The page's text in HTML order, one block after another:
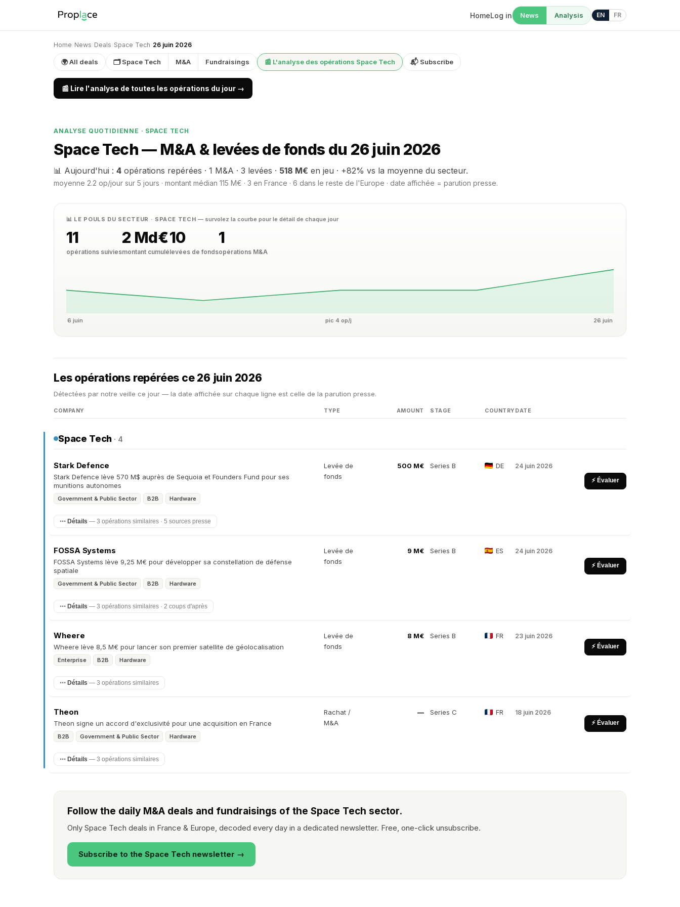
HomeLog in News Analysis EN FR
Home› News› Deals› Space Tech› 26 juin 2026
🌍 All deals 🗂 Space Tech M&A Fundraisings 📰 L'analyse des opérations Space Tech 📬 Subscribe
📰 Lire l'analyse de toutes les opérations du jour →
ANALYSE QUOTIDIENNE · SPACE TECH
Space Tech — M&A & levées de fonds du 26 juin 2026
📊 Aujourd'hui : 4 opérations repérées · 1 M&A · 3 levées · 518 M€ en jeu · +82% vs la moyenne du secteur.
moyenne 2.2 op/jour sur 5 jours · montant médian 115 M€ · 3 en France · 6 dans le reste de l'Europe · date affichée = parution presse.
📊 LE POULS DU SECTEUR · SPACE TECH— survolez la courbe pour le détail de chaque jour
11
opérations suivies
2 Md€
montant cumulé
10
levées de fonds
1
opérations M&A
6 juin pic 4 op/j 26 juin
Les opérations repérées ce 26 juin 2026
Détectées par notre veille ce jour — la date affichée sur chaque ligne est celle de la parution presse.
COMPANY TYPE AMOUNT STAGE COUNTRY DATE
Space Tech · 4
Stark Defence
Stark Defence lève 570 M$ auprès de Sequoia et Founders Fund pour ses
munitions autonomes
Government & Public Sector B2B Hardware
Levée de
fonds
500 M€ Series B DE 24 juin 2026
⚡ Évaluer
⋯ Détails — 3 opérations similaires · 5 sources presse
FOSSA Systems
FOSSA Systems lève 9,25 M€ pour développer sa constellation de défense
spatiale
Government & Public Sector B2B Hardware
Levée de
fonds
9 M€ Series B ES 24 juin 2026
⚡ Évaluer
⋯ Détails — 3 opérations similaires · 2 coups d'après
Wheere
Wheere lève 8,5 M€ pour lancer son premier satellite de géolocalisation
Enterprise B2B Hardware
Levée de
fonds
8 M€ Series B FR 23 juin 2026
⚡ Évaluer
⋯ Détails — 3 opérations similaires
Theon
Theon signe un accord d'exclusivité pour une acquisition en France
B2B Government & Public Sector Hardware
Rachat /
M&A
— Series C FR 18 juin 2026
⚡ Évaluer
⋯ Détails — 3 opérations similaires
Follow the daily M&A deals and fundraisings of the Space Tech sector.
Only Space Tech deals in France & Europe, decoded every day in a dedicated newsletter. Free, one-click unsubscribe.
Subscribe to the Space Tech newsletter →